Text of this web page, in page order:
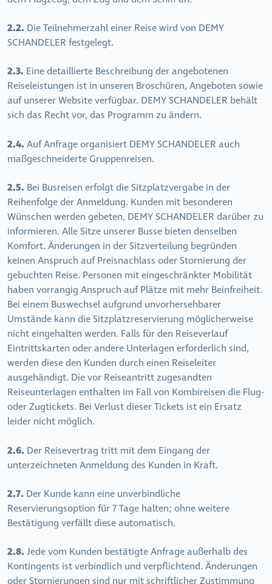
2.2. Die Teilnehmerzahl einer Reise wird von DEMY
SCHANDELER festgelegt.
2.3. Eine detaillierte Beschreibung der angebotenen
Reiseleistungen ist in unseren Broschüren, Angeboten sowie
auf unserer Website verfügbar. DEMY SCHANDELER behält
sich das Recht vor, das Programm zu ändern.
2.4. Auf Anfrage organisiert DEMY SCHANDELER auch
maßgeschneiderte Gruppenreisen.
2.5. Bei Busreisen erfolgt die Sitzplatzvergabe in der
Reihenfolge der Anmeldung. Kunden mit besonderen
Wünschen werden gebeten, DEMY SCHANDELER darüber zu
informieren. Alle Sitze unserer Busse bieten denselben
Komfort. Änderungen in der Sitzverteilung begründen
keinen Anspruch auf Preisnachlass oder Stornierung der
gebuchten Reise. Personen mit eingeschränkter Mobilität
haben vorrangig Anspruch auf Plätze mit mehr Beinfreiheit.
Bei einem Buswechsel aufgrund unvorhersehbarer
Umstände kann die Sitzplatzreservierung möglicherweise
nicht eingehalten werden. Falls für den Reiseverlauf
Eintrittskarten oder andere Unterlagen erforderlich sind,
werden diese den Kunden durch einen Reiseleiter
ausgehändigt. Die vor Reiseantritt zugesandten
Reiseunterlagen enthalten im Fall von Kombireisen die Flug-
oder Zugtickets. Bei Verlust dieser Tickets ist ein Ersatz
leider nicht möglich.
2.6. Der Reisevertrag tritt mit dem Eingang der
unterzeichneten Anmeldung des Kunden in Kraft.
2.7. Der Kunde kann eine unverbindliche
Reservierungsoption für 7 Tage halten; ohne weitere
Bestätigung verfällt diese automatisch.
2.8. Jede vom Kunden bestätigte Anfrage außerhalb des
Kontingents ist verbindlich und verpflichtend. Änderungen
oder Stornierungen sind nur mit schriftlicher Zustimmung